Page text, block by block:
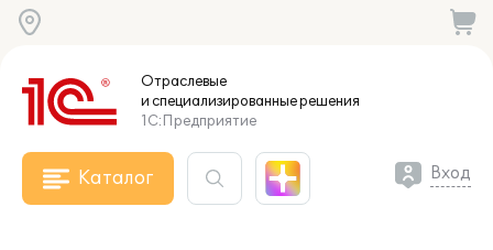
Отраслевые
и специализированныерешения
1С:Предприятие
Каталог Вход